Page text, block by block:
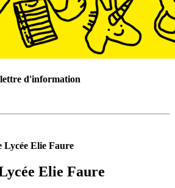
d'information
Elie Faure
Elie Faure